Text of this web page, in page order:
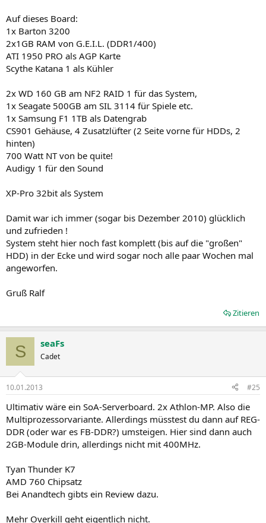
Auf dieses Board:
1x Barton 3200
2x1GB RAM von G.E.I.L. (DDR1/400)
ATI 1950 PRO als AGP Karte
Scythe Katana 1 als Kühler
2x WD 160 GB am NF2 RAID 1 für das System,
1x Seagate 500GB am SIL 3114 für Spiele etc.
1x Samsung F1 1TB als Datengrab
CS901 Gehäuse, 4 Zusatzlüfter (2 Seite vorne für HDDs, 2
hinten)
700 Watt NT von be quite!
Audigy 1 für den Sound
XP-Pro 32bit als System
Damit war ich immer (sogar bis Dezember 2010) glücklich
und zufrieden !
System steht hier noch fast komplett (bis auf die "großen"
HDD) in der Ecke und wird sogar noch alle paar Wochen mal
angeworfen.
Gruß Ralf
Zitieren
S seaFs
Cadet
10.01.2013 #25
Ultimativ wäre ein SoA-Serverboard. 2x Athlon-MP. Also die
Multiprozessorvariante. Allerdings müsstest du dann auf REG-
DDR (oder war es FB-DDR?) umsteigen. Hier sind dann auch
2GB-Module drin, allerdings nicht mit 400MHz.
Tyan Thunder K7
AMD 760 Chipsatz
Bei Anandtech gibts ein Review dazu.
Mehr Overkill geht eigentlich nicht.